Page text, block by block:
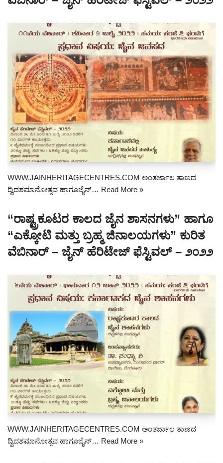
WWW.JAINHERITAGECENTRES.COM ಅಂತರ್ಜಾಲ ತಾಣದ
ದ್ವಿದಶಮಾನೋತ್ಸವ ಹಾಗೂಜೈನ್… Read More »
“ರಾಷ್ಟ್ರಕೂಟರ ಕಾಲದ ಜೈನ ಶಾಸನಗಳು” ಹಾಗೂ
“ಎಕ್ಕೋಟಿ ಮತ್ತು ಬ್ರಹ್ಮ ಜಿನಾಲಯಗಳು” ಕುರಿತ
ವೆಬಿನಾರ್ – ಜೈನ್ ಹೆರಿಟೇಜ್ ಫೆಸ್ಟಿವಲ್ – ೨೦೨೨
WWW.JAINHERITAGECENTRES.COM ಅಂತರ್ಜಾಲ ತಾಣದ
ದ್ವಿದಶಮಾನೋತ್ಸವ ಹಾಗೂಜೈನ್… Read More »